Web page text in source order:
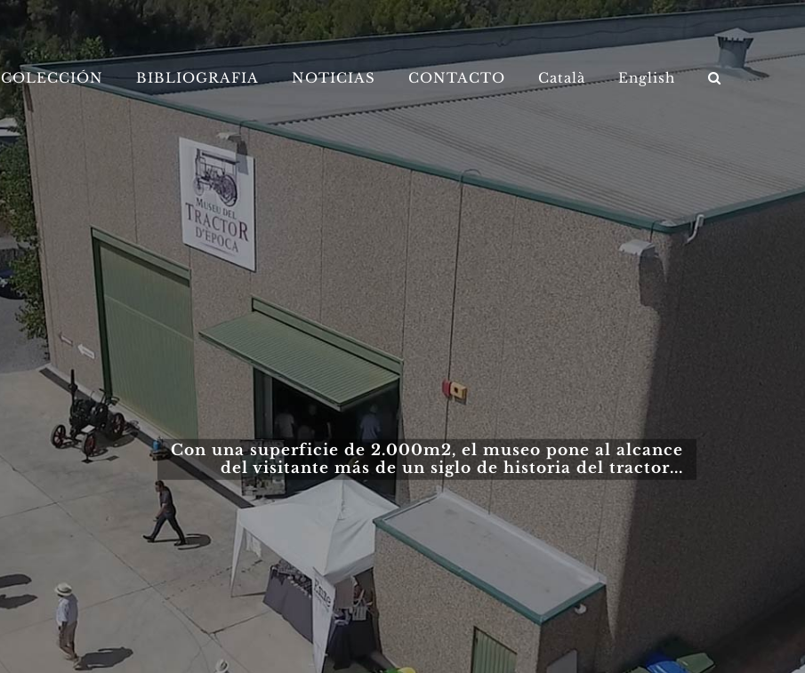
COLECCIÓN BIBLIOGRAFIA NOTICIAS CONTACTO Català English
Con una superficie de 2.000m2, el museo pone al alcance
del visitante más de un siglo de historia del tractor...